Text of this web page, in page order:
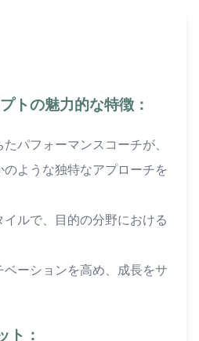
トの魅力的な特徴：
パフォーマンスコーチが、
ような独特なアプローチを
ルで、目的の分野における
ーションを高め、成長をサ
ト：